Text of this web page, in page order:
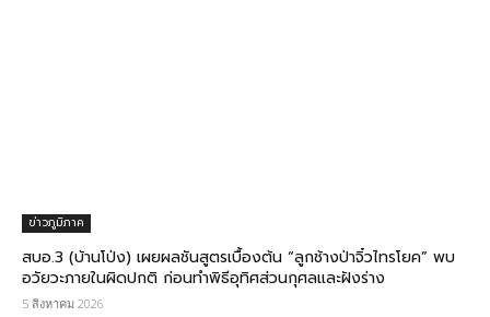
ข่าวภูมิภาค
สบอ.3 (บ้านโป่ง) เผยผลชันสูตรเบื้องต้น “ลูกช้างป่าจิ๋วไทรโยค” พบ
อวัยวะภายในผิดปกติ ก่อนทำพิธีอุทิศส่วนกุศลและฝังร่าง
5 สิงหาคม 2026